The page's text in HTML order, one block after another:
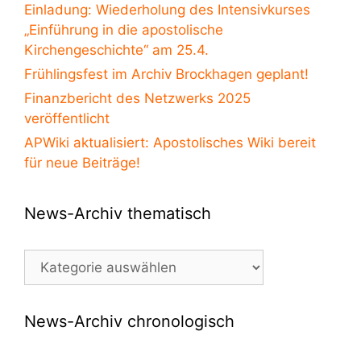
Einladung: Wiederholung des Intensivkurses
„Einführung in die apostolische
Kirchengeschichte“ am 25.4.
Frühlingsfest im Archiv Brockhagen geplant!
Finanzbericht des Netzwerks 2025
veröffentlicht
APWiki aktualisiert: Apostolisches Wiki bereit
für neue Beiträge!
News-Archiv thematisch
News-
Archiv
News-Archiv chronologisch